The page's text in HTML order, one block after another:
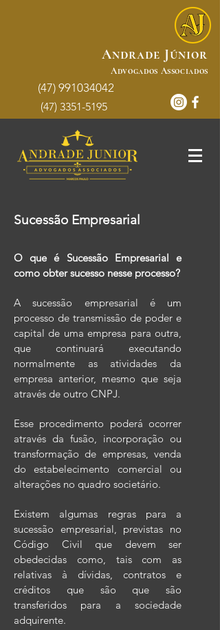
Andrade Júnior
Advogados Associados
(47) 991034042
(47) 3351-5195
Sucessão Empresarial
O que é Sucessão Empresarial e
como obter sucesso nesse processo?
A sucessão empresarial é um
processo de transmissão de poder e
capital de uma empresa para outra,
que continuará executando
normalmente as atividades da
empresa anterior, mesmo que seja
através de outro CNPJ.
Esse procedimento poderá ocorrer
através da fusão, incorporação ou
transformação de empresas, venda
do estabelecimento comercial ou
alterações no quadro societário.
Existem algumas regras para a
sucessão empresarial, previstas no
Código Civil que devem ser
obedecidas como, tais com as
relativas à dívidas, contratos e
créditos que são que são
transferidos para a sociedade
adquirente.